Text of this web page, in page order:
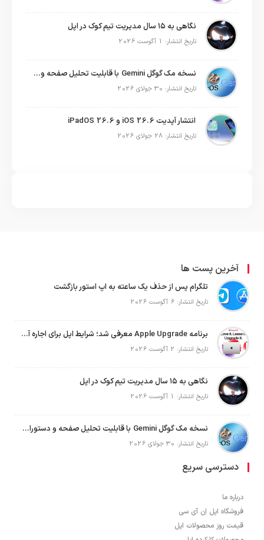
نگاهی به ۱۵ سال مدیریت تیم کوک در اپل
تاریخ انتشار: 1 آگوست 2026
نسخه مک گوگل Gemini با قابلیت تحلیل صفحه و دستورات صوتی در به‌روزرسانی جدید
تاریخ انتشار: 30 جولای 2026
انتشار آپدیت iOS 26.6 و iPadOS 26.6
تاریخ انتشار: 28 جولای 2026
آخرین پست ها
تلگرام پس از حذف یک ساعته به اپ استور بازگشت
تاریخ انتشار: 6 آگوست 2026
برنامه Apple Upgrade معرفی شد؛ شرایط اپل برای اجاره آیفون، آیپد، مک و اپل واچ
تاریخ انتشار: 2 آگوست 2026
نگاهی به ۱۵ سال مدیریت تیم کوک در اپل
تاریخ انتشار: 1 آگوست 2026
نسخه مک گوگل Gemini با قابلیت تحلیل صفحه و دستورات صوتی در به‌روزرسانی جدید
تاریخ انتشار: 30 جولای 2026
دسترسی سریع
درباره ما
فروشگاه اپل اِن آی سی
قیمت روز محصولات اپل